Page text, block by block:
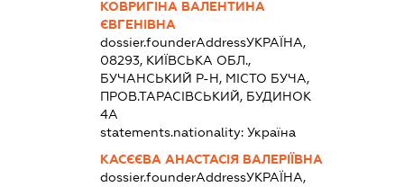
КОВРИГІНА ВАЛЕНТИНА
ЄВГЕНІВНА
dossier.founderAddressУКРАЇНА,
08293, КИЇВСЬКА ОБЛ.,
БУЧАНСЬКИЙ Р-Н, МІСТО БУЧА,
ПРОВ.ТАРАСІВСЬКИЙ, БУДИНОК
4А
statements.nationality:Україна
КАСЄЄВА АНАСТАСІЯ ВАЛЕРІЇВНА
dossier.founderAddressУКРАЇНА,